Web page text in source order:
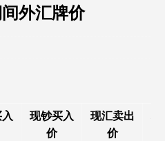
外汇牌价
现钞买入
价
现汇卖出
价